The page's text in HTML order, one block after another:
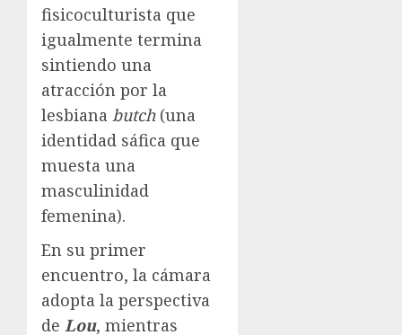
fisicoculturista que
igualmente termina
sintiendo una
atracción por la
lesbiana butch (una
identidad sáfica que
muesta una
masculinidad
femenina).
En su primer
encuentro, la cámara
adopta la perspectiva
de Lou, mientras